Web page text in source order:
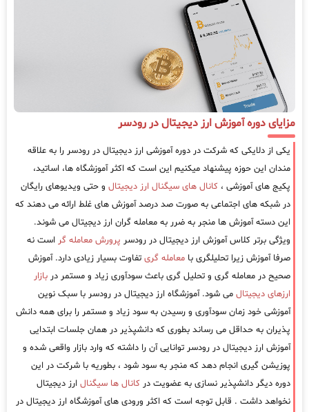
مزایای دوره آموزش ارز دیجیتال در رودسر
یکی از دلایکی که شرکت در دوره آموزشی ارز دیجیتال در رودسر را به علاقه
مندان این حوزه پیشنهاد میکنیم این است که اکثر آموزشگاه ها، اساتید،
پکیج های آموزشی ، کانال های سیگنال ارز دیجیتال و حتی ویدیوهای رایگان
در شبکه های اجتماعی به صورت صد درصد آموزش های غلط ارائه می دهند که
این دسته آموزش ها منجر به ضرر به معامله گران ارز دیجیتال می شوند.
ویژگی برتر کلاس آموزش ارز دیجیتال در رودسر پرورش معامله گر است نه
صرفا آموزش زیرا تحلیلگری با معامله گری تفاوت بسیار زیادی دارد. آموزش
صحیح در معامله گری و تحلیل گری باعث سودآوری زیاد و مستمر در بازار
ارزهای دیجیتال می شود. آموزشگاه ارز دیجیتال در رودسر با سبک نوین
آموزشی خود زمان سودآوری و رسیدن به سود زیاد و مستمر را برای همه دانش
پذیران به حداقل می رساند بطوری که دانشپذیر در همان جلسات ابتدایی
آموزش ارز دیجیتال در رودسر توانایی آن را داشته که وارد بازار واقعی شده و
پوزیشن گیری انجام دهد که منجر به سود شود ، بطوریه با شرکت در این
دوره دیگر دانشپذیر نسازی به عضویت در کانال ها سیگنال ارز دیجیتال
نخواهد داشت . قابل توجه است که اکثر ورودی های آموزشگاه ارز دیجیتال در